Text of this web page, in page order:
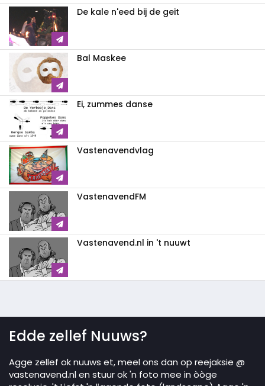
De kale n'eed bij de geit
Bal Maskee
Ei, zummes danse
Vastenavendvlag
VastenavendFM
Vastenavend.nl in 't nuuwt
Edde zellef Nuuws?
Agge zellef ok nuuws et, meel ons dan op reejaksie @
vastenavend.nl en stuur ok 'n foto mee in òòge